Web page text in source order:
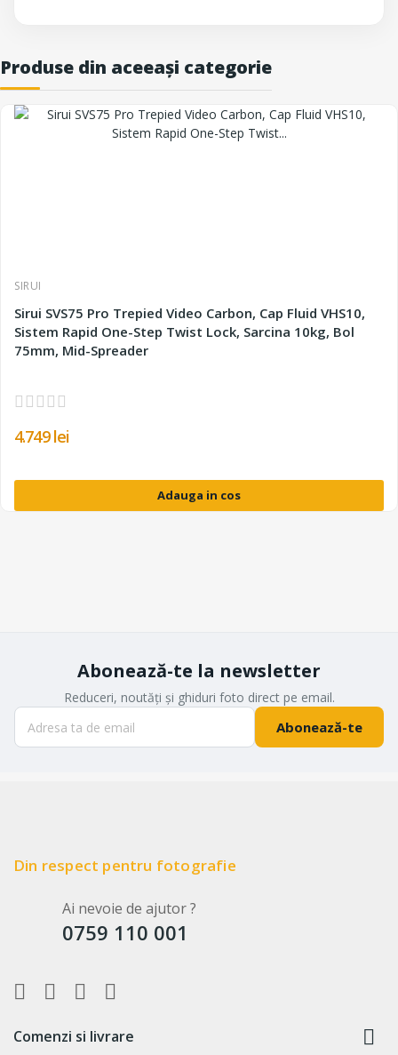
Produse din aceeași categorie
SIRUI
Sirui SVS75 Pro Trepied Video Carbon, Cap Fluid VHS10,
Sistem Rapid One-Step Twist Lock, Sarcina 10kg, Bol
75mm, Mid-Spreader
4.749 lei
Adauga in cos
Abonează-te la newsletter
Reduceri, noutăți și ghiduri foto direct pe email.
Abonează-te
Din respect pentru fotografie
Ai nevoie de ajutor ?
0759 110 001
Comenzi si livrare 